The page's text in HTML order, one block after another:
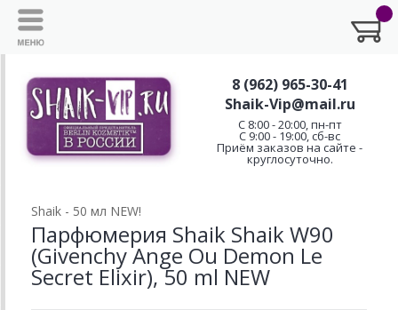
8 (962) 965-30-41
Shaik-Vip@mail.ru
C 8:00 - 20:00, пн-пт
С 9:00 - 19:00, сб-вс
Приём заказов на сайте -
круглосуточно.
Shaik - 50 мл NEW!
Парфюмерия Shaik Shaik W90
(Givenchy Ange Ou Demon Le
Secret Elixir), 50 ml NEW